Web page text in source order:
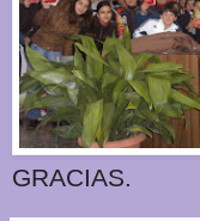
GRACIAS.